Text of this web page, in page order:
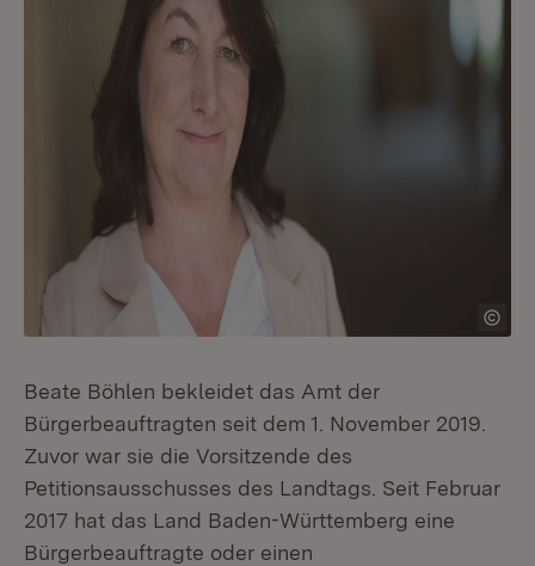
Beate Böhlen bekleidet das Amt der
Bürgerbeauftragten seit dem 1. November 2019.
Zuvor war sie die Vorsitzende des
Petitionsausschusses des Landtags. Seit Februar
2017 hat das Land Baden-Württemberg eine
Bürgerbeauftragte oder einen